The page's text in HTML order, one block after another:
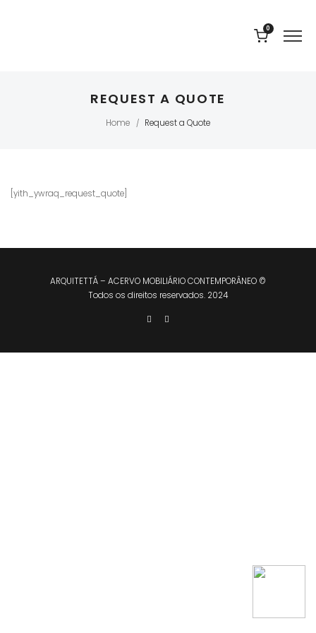
0
REQUEST A QUOTE
Home / Request a Quote
[yith_ywraq_request_quote]
ARQUITETTÁ – ACERVO MOBILIÁRIO CONTEMPORÂNEO ©
Todos os direitos reservados. 2024